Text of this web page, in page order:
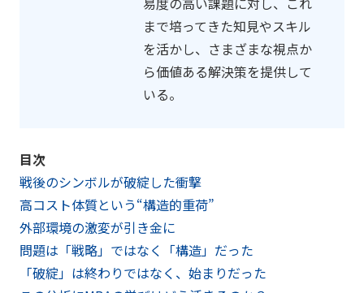
まで培ってきた知見やスキル
を活かし、さまざまな視点か
ら価値ある解決策を提供して
いる。
目次
戦後のシンボルが破綻した衝撃
高コスト体質という“構造的重荷”
外部環境の激変が引き金に
問題は「戦略」ではなく「構造」だった
「破綻」は終わりではなく、始まりだった